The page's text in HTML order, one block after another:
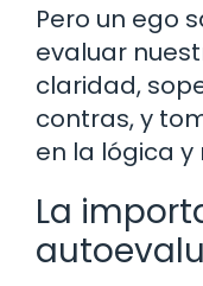
Pero un ego
evaluar
claridad,
contras, y
en la lógica y
La